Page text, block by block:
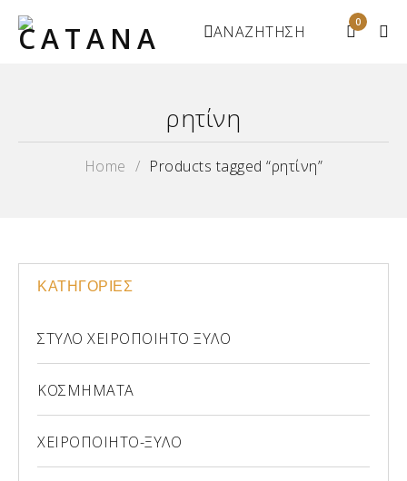
0
ΑΝΑΖΗΤΗΣΗ
ρητίνη
Home / Products tagged “ρητίνη”
ΚΑΤΗΓΟΡΙΕΣ
ΣΤΥΛΟ ΧΕΙΡΟΠΟΙΗΤΟ ΞΥΛΟ
ΚΟΣΜΗΜΑΤΑ
ΧΕΙΡΟΠΟΙΗΤΟ-ΞΥΛΟ